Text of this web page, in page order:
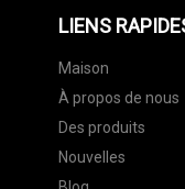
LIENS
Maison
À propos de nous
Des produits
Nouvelles